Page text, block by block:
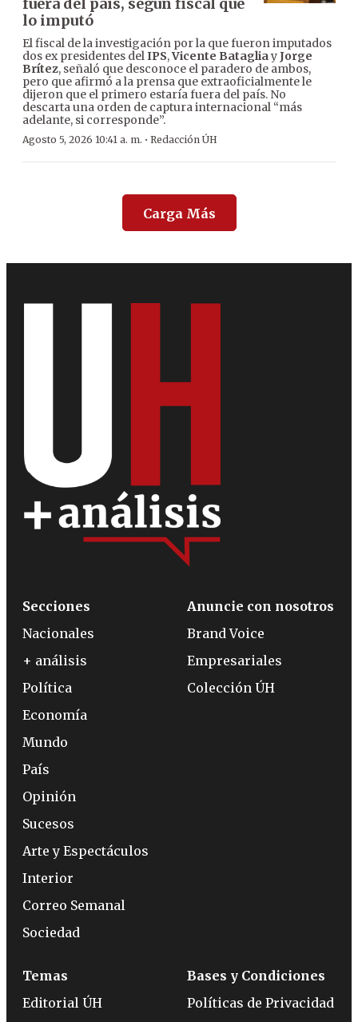
fuera del país, según fiscal que
lo imputó
El fiscal de la investigación por la que fueron imputados
dos ex presidentes delIPS,Vicente BatagliayJorge
Brítez, señaló que desconoce el paradero de ambos,
pero que afirmó a la prensa que extraoficialmente le
dijeron que el primero estaría fuera del país. No
descarta una orden de captura internacional “más
adelante, si corresponde”.
Agosto 5, 2026 10:41 a. m. · Redacción ÚH
Carga Más
Secciones
Nacionales
+ análisis
Política
Economía
Mundo
País
Opinión
Sucesos
Arte y Espectáculos
Interior
Correo Semanal
Sociedad
Anuncie con nosotros
Brand Voice
Empresariales
Colección ÚH
Temas
Editorial ÚH
Bases y Condiciones
Políticas de Privacidad